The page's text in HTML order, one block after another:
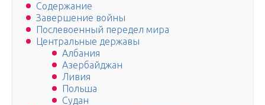
Содержание
Завершение войны
Послевоенный передел мира
Центральные державы
Албания
Азербайджан
Ливия
Польша
Судан